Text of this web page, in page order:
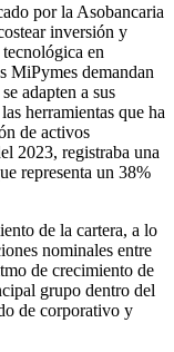
por la Asobancaria
inversión y
en
MiPymes demandan
adapten a sus
herramientas que ha
de activos
2023, registraba una
representa un 38%
de la cartera, a lo
nominales entre
de crecimiento de
grupo dentro del
de corporativo y